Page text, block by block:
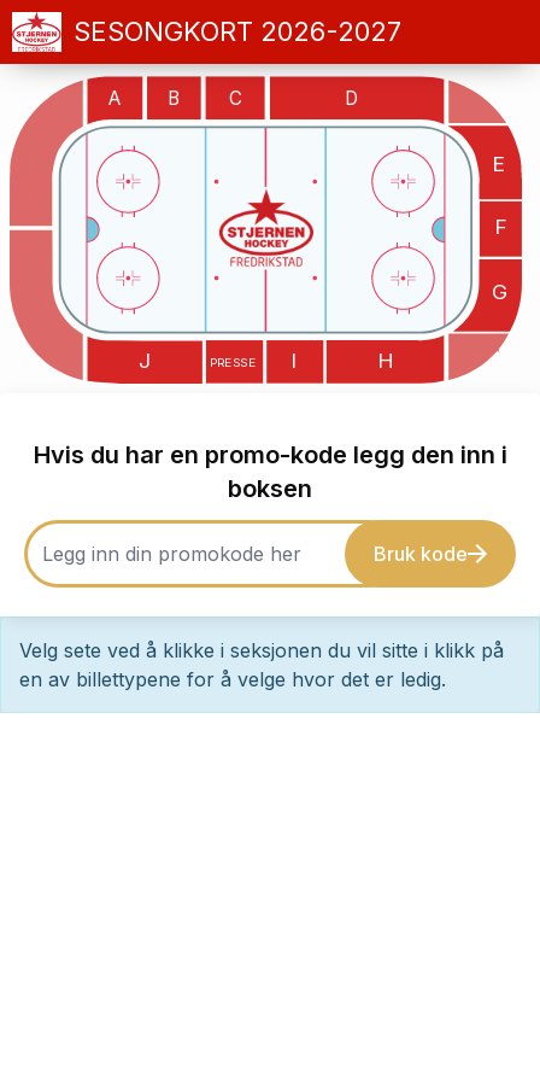
SESONGKORT 2026-2027
C D
A
J PRESSE
STÅPLASSER
I H
E
F
G
B
Hvis du har en promo-kode legg den inn i
boksen
Bruk kode
Velg sete ved å klikke i seksjonen du vil sitte i klikk på
en av billettypene for å velge hvor det er ledig.